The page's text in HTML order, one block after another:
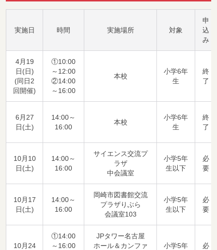
実施日 時間 実施場所 対象
申
込
み
4月19
日(日)
(同日2
回開催)
①10:00
～12:00
②14:00
～16:00
本校
小学6年
生
終
了
6月27
日(土)
14:00～
16:00
本校
小学6年
生
終
了
10月10
日(土)
14:00～
16:00
サイエンス交流プ
ラザ
中会議室
小学5年
生以下
必
要
10月17
日(土)
14:00～
16:00
岡崎市図書館交流
プラザりぶら
会議室103
小学5年
生以下
必
要
10月24
①14:00
～16:00
JPタワー名古屋
ホール＆カンファ
小学5年
必